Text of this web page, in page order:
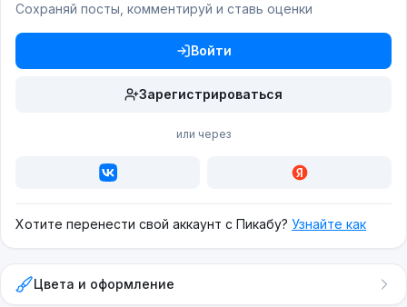
Сохраняй посты, комментируй и ставь оценки
Войти
Зарегистрироваться
или через
Хотите перенести свой аккаунт с Пикабу? Узнайте как
Цвета и оформление